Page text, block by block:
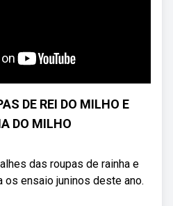
DE REI DO MILHO E
DO MILHO
das roupas de rainha e
os ensaio juninos deste ano.